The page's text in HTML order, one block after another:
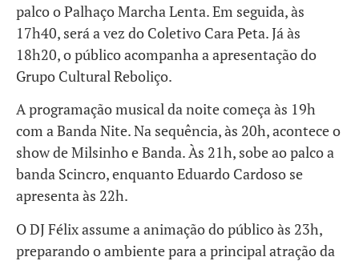
palco o Palhaço Marcha Lenta. Em seguida, às
17h40, será a vez do Coletivo Cara Peta. Já às
18h20, o público acompanha a apresentação do
Grupo Cultural Reboliço.
A programação musical da noite começa às 19h
com a Banda Nite. Na sequência, às 20h, acontece o
show de Milsinho e Banda. Às 21h, sobe ao palco a
banda Scincro, enquanto Eduardo Cardoso se
apresenta às 22h.
O DJ Félix assume a animação do público às 23h,
preparando o ambiente para a principal atração da